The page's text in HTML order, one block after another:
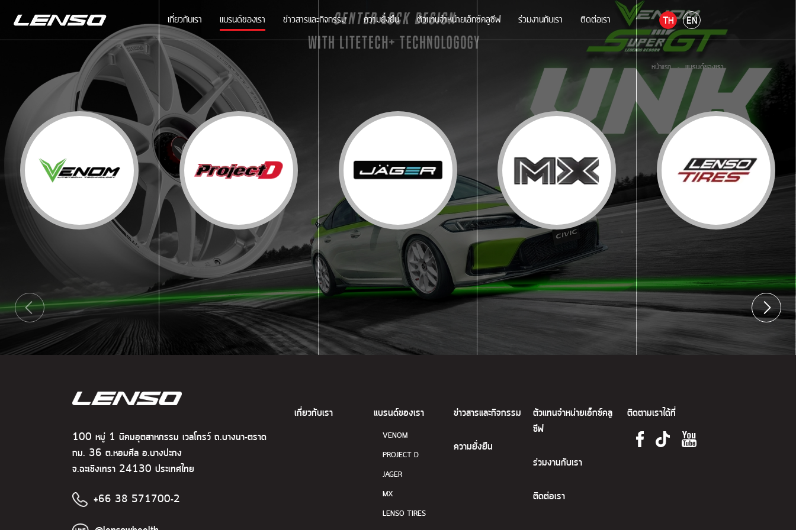
เกี่ยวกับเรา แบรนด์ของเรา ข่าวสารและกิจกรรม ความยั่งยืน ตัวแทนจำหน่ายเอ็กซ์คลูซีฟ ร่วมงานกับเรา ติดต่อเรา TH EN
หน้าแรก - แบรนด์ของเรา
100 หมู่ 1 นิคมอุตสาหกรรม เวลโกรว์ ถ.บางนา-ตราด
กม. 36 ต.หอมศีล อ.บางปะกง
จ.ฉะเชิงเทรา 24130 ประเทศไทย
+66 38 571700-2
เกี่ยวกับเรา แบรนด์ของเรา
VENOM
PROJECT D
JAGER
MX
LENSO TIRES
ข่าวสารและกิจกรรม
ความยั่งยืน
ตัวแทนจำหน่ายเอ็กซ์คลู
ซีฟ
ร่วมงานกับเรา
ติดต่อเรา
ติดตามเราได้ที่